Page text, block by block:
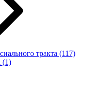
тракта (117)
(1)